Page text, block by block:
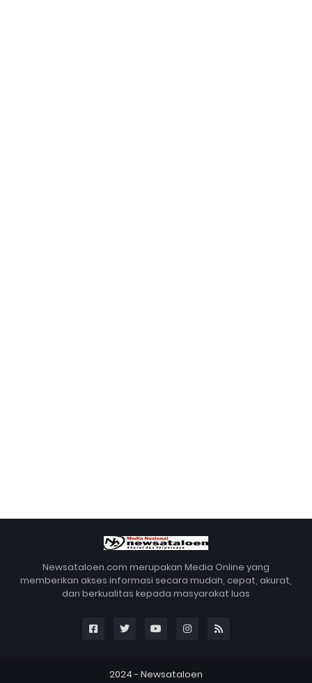
Newsataloen.com merupakan Media Online yang
memberikan akses informasi secara mudah, cepat, akurat,
dan berkualitas kepada masyarakat luas
2024 - Newsataloen